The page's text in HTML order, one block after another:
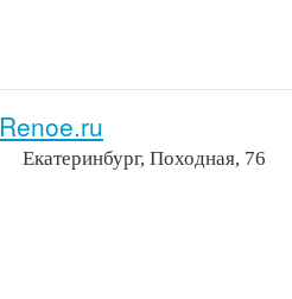
Renoe.ru
Екатеринбург, Походная, 76